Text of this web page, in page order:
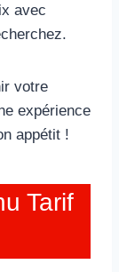
avec
votre
expérience
appétit !
Tarif